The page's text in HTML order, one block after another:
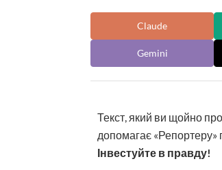
Claude
Gemini
Текст, який ви щойно
допомагає «Репортеру»
Інвестуйте в правду!